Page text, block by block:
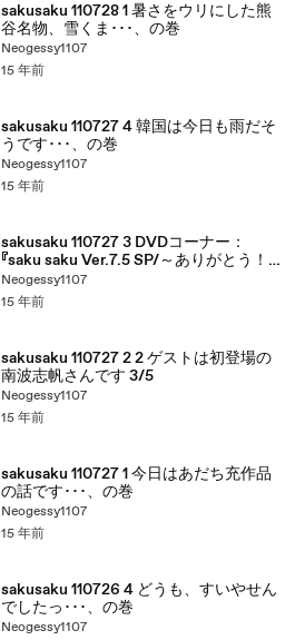
sakusaku 110728 1 暑さをウリにした熊
谷名物、雪くま･･･、の巻
Neogessy1107
15 年前
sakusaku 110727 4 韓国は今日も雨だそ
うです･･･、の巻
Neogessy1107
15 年前
sakusaku 110727 3 DVDコーナー：
『saku saku Ver.7.5 SP/～ありがとう！
4:3～』
Neogessy1107
15 年前
sakusaku 110727 2 2 ゲストは初登場の
南波志帆さんです 3/5
Neogessy1107
15 年前
sakusaku 110727 1 今日はあだち充作品
の話です･･･、の巻
Neogessy1107
15 年前
sakusaku 110726 4 どうも、すいやせん
でしたっ･･･、の巻
Neogessy1107